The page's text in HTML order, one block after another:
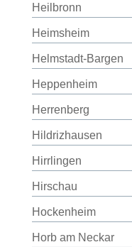
Heilbronn
Heimsheim
Helmstadt-Bargen
Heppenheim
Herrenberg
Hildrizhausen
Hirrlingen
Hirschau
Hockenheim
Horb am Neckar